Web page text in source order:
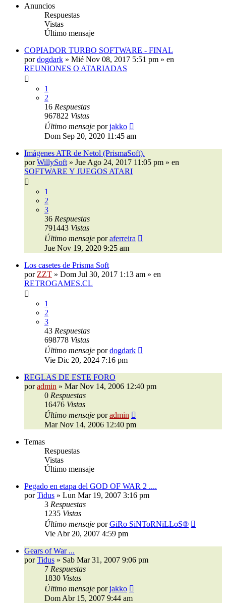
Anuncios
Respuestas
Vistas
Último mensaje
COPIADOR TURBO SOFTWARE - FINAL
pordogdark » Mié Nov 08, 2017 5:51 pm » en
REUNIONES O ATARIADAS
1
2
16 Respuestas
967822 Vistas
Último mensaje porjakko
Dom Sep 20, 2020 11:45 am
Imágenes ATR de Netol (PrismaSoft).
porWillySoft » Jue Ago 24, 2017 11:05 pm » en
SOFTWARE Y JUEGOS ATARI
1
2
3
36 Respuestas
791443 Vistas
Último mensaje poraferreira
Jue Nov 19, 2020 9:25 am
Los casetes de Prisma Soft
por ZZT » Dom Jul 30, 2017 1:13 am » en
RETROGAMES.CL
1
2
3
43 Respuestas
698778 Vistas
Último mensaje pordogdark
Vie Dic 20, 2024 7:16 pm
REGLAS DE ESTE FORO
poradmin » Mar Nov 14, 2006 12:40 pm
0 Respuestas
16476 Vistas
Último mensaje poradmin
Mar Nov 14, 2006 12:40 pm
Temas
Respuestas
Vistas
Último mensaje
Pegado en etapa del GOD OF WAR 2 ....
porTidus » Lun Mar 19, 2007 3:16 pm
3 Respuestas
1235 Vistas
Último mensaje porGiRo SiNToRNiLLoS®
Vie Abr 20, 2007 4:59 pm
Gears of War ...
porTidus » Sab Mar 31, 2007 9:06 pm
7 Respuestas
1830 Vistas
Último mensaje porjakko
Dom Abr 15, 2007 9:44 am